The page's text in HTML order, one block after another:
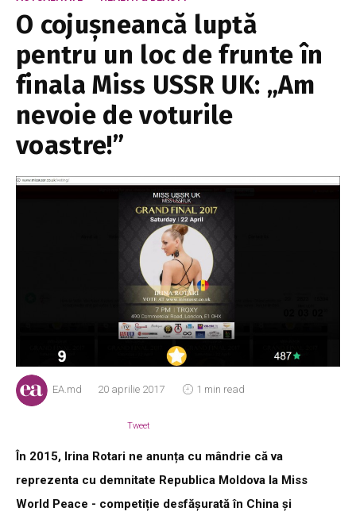
O cojușneancă luptă
pentru un loc de frunte în
finala Miss USSR UK: „Am
nevoie de voturile
voastre!”
EA.md 20 aprilie 2017 1 min read
Tweet
În 2015, Irina Rotari ne anunța cu mândrie că va
reprezenta cu demnitate Republica Moldova la Miss
World Peace - competiție desfășurată în China și